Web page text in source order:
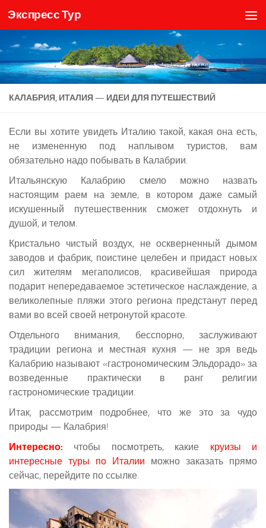
Skip to content
Экспресс Тур
КАЛАБРИЯ, ИТАЛИЯ — ИДЕИ ДЛЯ ПУТЕШЕСТВИЙ
Если вы хотите увидеть Италию такой, какая она есть,
не измененную под наплывом туристов, вам
обязательно надо побывать в Калабрии.
Итальянскую Калабрию смело можно назвать
настоящим раем на земле, в котором даже самый
искушенный путешественник сможет отдохнуть и
душой, и телом.
Кристально чистый воздух, не оскверненный дымом
заводов и фабрик, поистине целебен и придаст новых
сил жителям мегаполисов, красивейшая природа
подарит непередаваемое эстетическое наслаждение, а
великолепные пляжи этого региона предстанут перед
вами во всей своей нетронутой красоте.
Отдельного внимания, бесспорно, заслуживают
традиции региона и местная кухня — не зря ведь
Калабрию называют «гастрономическим Эльдорадо» за
возведенные практически в ранг религии
гастрономические традиции.
Итак, рассмотрим подробнее, что же это за чудо
природы — Калабрия!
Интересно: чтобы посмотреть, какие круизы и
интересные туры по Италии можно заказать прямо
сейчас, перейдите по ссылке.